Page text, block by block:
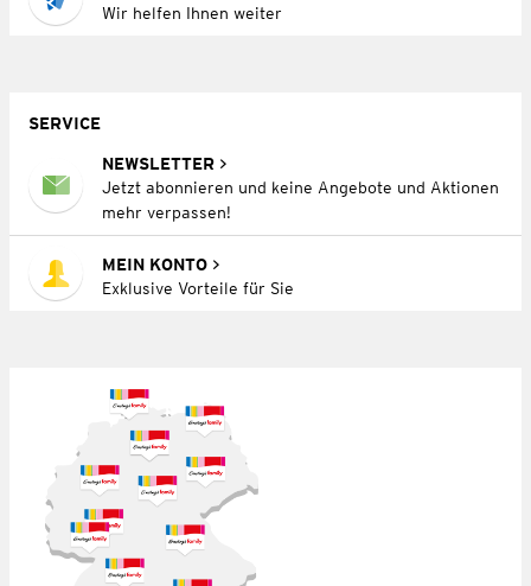
Wir helfen Ihnen weiter
SERVICE
NEWSLETTER
Jetzt abonnieren und keine Angebote und Aktionen
mehr verpassen!
MEIN KONTO
Exklusive Vorteile für Sie